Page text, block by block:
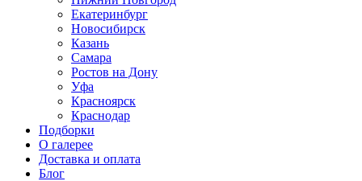
Екатеринбург
Новосибирск
Казань
Самара
Ростов на Дону
Уфа
Красноярск
Краснодар
Подборки
О галерее
Доставка и оплата
Блог